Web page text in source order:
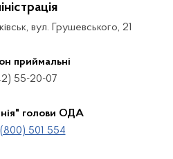
вул. Грушевського, 21
приймальні
55-20-07
голови ОДА
501 554